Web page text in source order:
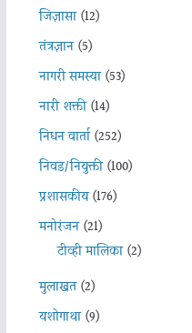
जिज्ञासा(12)
तंत्रज्ञान(5)
नागरी समस्या(53)
नारी शक्ती(14)
निधन वार्ता(252)
निवड/नियुक्ती(100)
प्रशासकीय(176)
मनोरंजन(21)
टीव्ही मालिका(2)
मुलाखत(2)
यशोगाथा(9)